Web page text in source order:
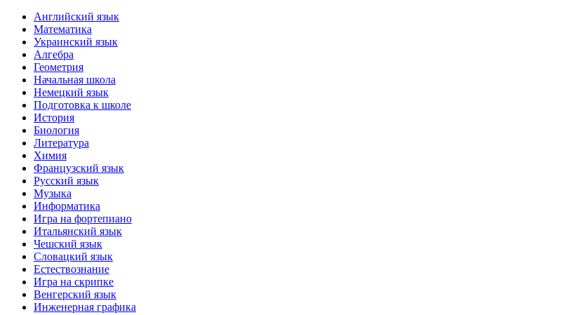
Английский язык
Математика
Украинский язык
Алгебра
Геометрия
Начальная школа
Немецкий язык
Подготовка к школе
История
Биология
Литература
Химия
Французский язык
Русский язык
Музыка
Информатика
Игра на фортепиано
Итальянский язык
Чешский язык
Словацкий язык
Естествознание
Игра на скрипке
Венгерский язык
Инженерная графика